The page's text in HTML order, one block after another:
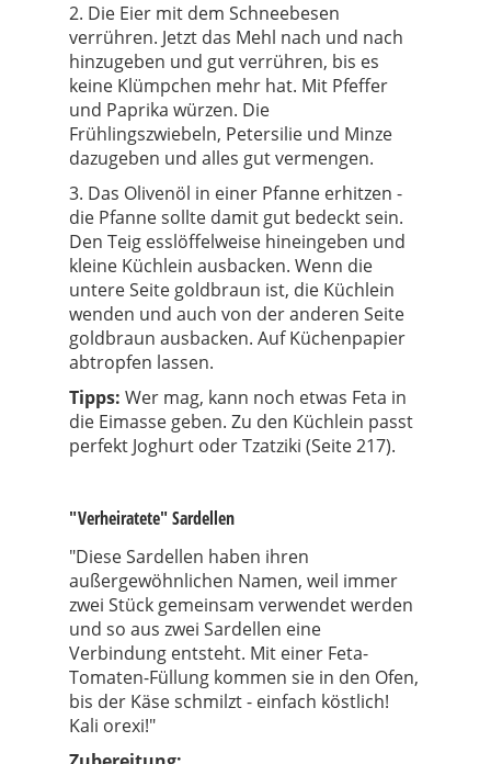
2. Die Eier mit dem Schneebesen
verrühren. Jetzt das Mehl nach und nach
hinzugeben und gut verrühren, bis es
keine Klümpchen mehr hat. Mit Pfeffer
und Paprika würzen. Die
Frühlingszwiebeln, Petersilie und Minze
dazugeben und alles gut vermengen.
3. Das Olivenöl in einer Pfanne erhitzen -
die Pfanne sollte damit gut bedeckt sein.
Den Teig esslöffelweise hineingeben und
kleine Küchlein ausbacken. Wenn die
untere Seite goldbraun ist, die Küchlein
wenden und auch von der anderen Seite
goldbraun ausbacken. Auf Küchenpapier
abtropfen lassen.
Tipps: Wer mag, kann noch etwas Feta in
die Eimasse geben. Zu den Küchlein passt
perfekt Joghurt oder Tzatziki (Seite 217).
"Verheiratete" Sardellen
"Diese Sardellen haben ihren
außergewöhnlichen Namen, weil immer
zwei Stück gemeinsam verwendet werden
und so aus zwei Sardellen eine
Verbindung entsteht. Mit einer Feta-
Tomaten-Füllung kommen sie in den Ofen,
bis der Käse schmilzt - einfach köstlich!
Kali orexi!"